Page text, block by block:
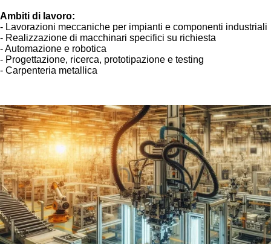
Ambiti di lavoro:
- Lavorazioni meccaniche per impianti e componenti industriali
- Realizzazione di macchinari specifici su richiesta
- Automazione e robotica
- Progettazione, ricerca, prototipazione e testing
- Carpenteria metallica